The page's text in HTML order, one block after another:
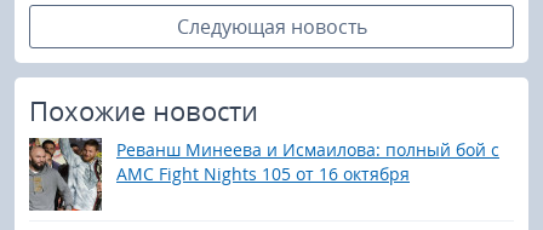
Следующая новость
Похожие новости
Реванш Минеева и Исмаилова: полный бой с
AMC Fight Nights 105 от 16 октября